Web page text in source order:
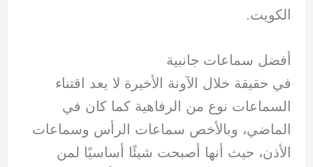
الكويت.
أفضل سماعات جانبية
في حقيقة خلال الآونة الأخيرة لا يعد اقتناء
السماعات نوع من الرفاهية كما كان في
الماضي، وبالأخص سماعات الرأس وسماعات
الأذن، حيث أنها أصبحت شيئًا أساسيًا لمن